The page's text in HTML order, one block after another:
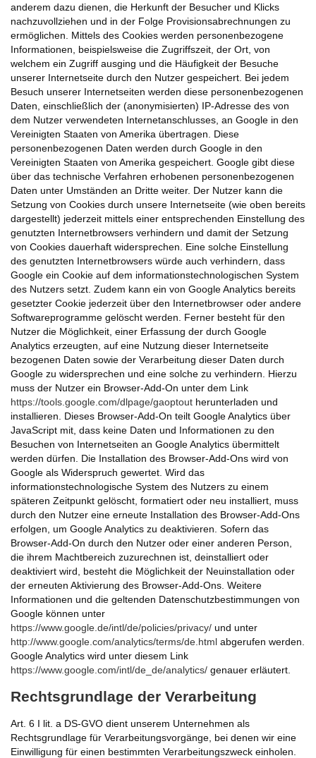
anderem dazu dienen, die Herkunft der Besucher und Klicks
nachzuvollziehen und in der Folge Provisionsabrechnungen zu
ermöglichen. Mittels des Cookies werden personenbezogene
Informationen, beispielsweise die Zugriffszeit, der Ort, von
welchem ein Zugriff ausging und die Häufigkeit der Besuche
unserer Internetseite durch den Nutzer gespeichert. Bei jedem
Besuch unserer Internetseiten werden diese personenbezogenen
Daten, einschließlich der (anonymisierten) IP-Adresse des von
dem Nutzer verwendeten Internetanschlusses, an Google in den
Vereinigten Staaten von Amerika übertragen. Diese
personenbezogenen Daten werden durch Google in den
Vereinigten Staaten von Amerika gespeichert. Google gibt diese
über das technische Verfahren erhobenen personenbezogenen
Daten unter Umständen an Dritte weiter. Der Nutzer kann die
Setzung von Cookies durch unsere Internetseite (wie oben bereits
dargestellt) jederzeit mittels einer entsprechenden Einstellung des
genutzten Internetbrowsers verhindern und damit der Setzung
von Cookies dauerhaft widersprechen. Eine solche Einstellung
des genutzten Internetbrowsers würde auch verhindern, dass
Google ein Cookie auf dem informationstechnologischen System
des Nutzers setzt. Zudem kann ein von Google Analytics bereits
gesetzter Cookie jederzeit über den Internetbrowser oder andere
Softwareprogramme gelöscht werden. Ferner besteht für den
Nutzer die Möglichkeit, einer Erfassung der durch Google
Analytics erzeugten, auf eine Nutzung dieser Internetseite
bezogenen Daten sowie der Verarbeitung dieser Daten durch
Google zu widersprechen und eine solche zu verhindern. Hierzu
muss der Nutzer ein Browser-Add-On unter dem Link
https://tools.google.com/dlpage/gaoptout herunterladen und
installieren. Dieses Browser-Add-On teilt Google Analytics über
JavaScript mit, dass keine Daten und Informationen zu den
Besuchen von Internetseiten an Google Analytics übermittelt
werden dürfen. Die Installation des Browser-Add-Ons wird von
Google als Widerspruch gewertet. Wird das
informationstechnologische System des Nutzers zu einem
späteren Zeitpunkt gelöscht, formatiert oder neu installiert, muss
durch den Nutzer eine erneute Installation des Browser-Add-Ons
erfolgen, um Google Analytics zu deaktivieren. Sofern das
Browser-Add-On durch den Nutzer oder einer anderen Person,
die ihrem Machtbereich zuzurechnen ist, deinstalliert oder
deaktiviert wird, besteht die Möglichkeit der Neuinstallation oder
der erneuten Aktivierung des Browser-Add-Ons. Weitere
Informationen und die geltenden Datenschutzbestimmungen von
Google können unter
https://www.google.de/intl/de/policies/privacy/ und unter
http://www.google.com/analytics/terms/de.html abgerufen werden.
Google Analytics wird unter diesem Link
https://www.google.com/intl/de_de/analytics/ genauer erläutert.
Rechtsgrundlage der Verarbeitung
Art. 6 I lit. a DS-GVO dient unserem Unternehmen als
Rechtsgrundlage für Verarbeitungsvorgänge, bei denen wir eine
Einwilligung für einen bestimmten Verarbeitungszweck einholen.